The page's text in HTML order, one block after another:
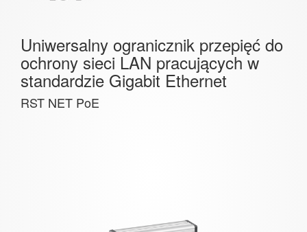
Uniwersalny ogranicznik przepięć do
ochrony sieci LAN pracujących w
standardzie Gigabit Ethernet
RST NET PoE